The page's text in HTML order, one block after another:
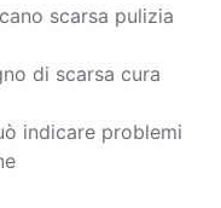
scarsa pulizia
di scarsa cura
indicare problemi